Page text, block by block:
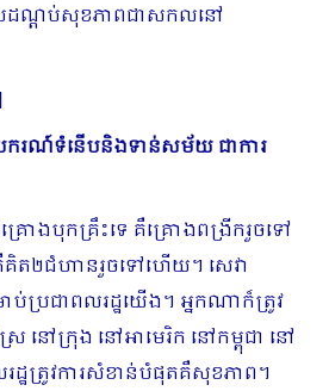
បដណ្តប់សុខភាពជាសកលនៅ
បករណ៍ទំនើបនិងទាន់សម័យ ជាការ
ោងបុកគ្រឹះទេ គឺគ្រោងពង្រីករួចទៅ
ត២ជំហានរួចទៅហើយ។ សេវា
ប្រជាពលរដ្ឋយើង។ អ្នកណាក៏ត្រូវ
នៅក្រុង នៅអាមេរិក នៅកម្ពុជា នៅ
ដ្ឋត្រូវការសំខាន់បំផុតគឺសុខភាព។